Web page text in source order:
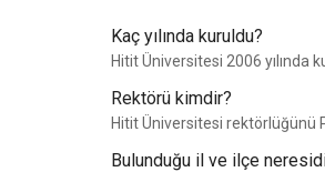
Kaç yılında kuruldu?
Hitit Üniversitesi 2006 yılında
Rektörü kimdir?
Hitit Üniversitesi rektörlüğünü
Bulunduğu il ve ilçe